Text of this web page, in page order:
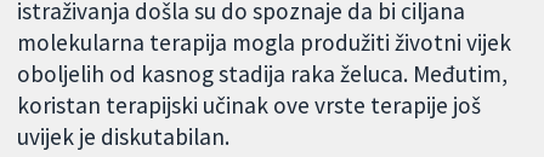
istraživanja došla su do spoznaje da bi ciljana
molekularna terapija mogla produžiti životni vijek
oboljelih od kasnog stadija raka želuca. Međutim,
koristan terapijski učinak ove vrste terapije još
uvijek je diskutabilan.